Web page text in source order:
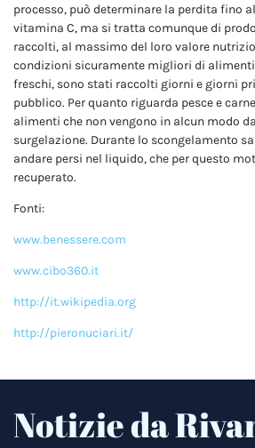
processo, può determinare la perdita fino
vitamina C, ma si tratta comunque di
raccolti, al massimo del loro valore
condizioni sicuramente migliori di alimenti
freschi, sono stati raccolti giorni e giorni
pubblico. Per quanto riguarda pesce e
alimenti che non vengono in alcun modo
surgelazione. Durante lo scongelamento
andare persi nel liquido, che per questo
recuperato.
Fonti:
www.benessere.com
www.cibo360.it
http://it.wikipedia.org
http://pieronuciari.it/
Notizie da